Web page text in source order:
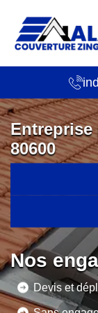
Entreprise
80600
Nos
Devis et